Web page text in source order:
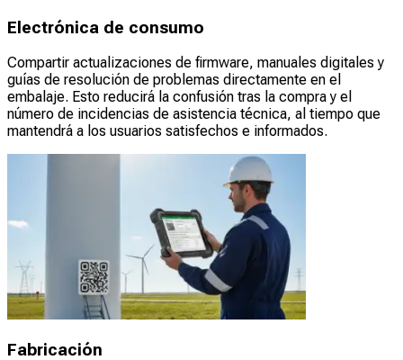
Electrónica de consumo
Compartir actualizaciones de firmware, manuales digitales y
guías de resolución de problemas directamente en el
embalaje. Esto reducirá la confusión tras la compra y el
número de incidencias de asistencia técnica, al tiempo que
mantendrá a los usuarios satisfechos e informados.
Fabricación